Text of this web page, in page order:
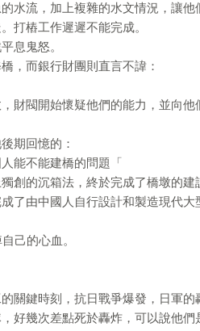
水流，加上複雜的水文情況，讓他
打樁工作遲遲不能完成。
息鬼怒。
，而銀行財團則直言不諱：
財閥開始懷疑他們的能力，並向他
期回憶的：
能不能建橋的問題「
創的沉箱法，終於完成了橋墩的建
了由中國人自行設計和製造現代大
己的心血。
關鍵時刻，抗日戰爭爆發，日軍的
好幾次差點死於轟炸，可以說他們